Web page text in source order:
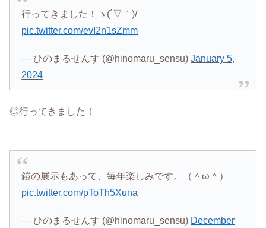
行ってきました！ヽ(´▽｀)/
pic.twitter.com/evI2n1sZmm
— ひのまるせんす (@hinomaru_sensu)January 5,
2024
◎行ってきました！
鎧の展示もあって、毎年楽しみです。（＾ω＾）
pic.twitter.com/pToTh5Xuna
— ひのまるせんす (@hinomaru_sensu) December